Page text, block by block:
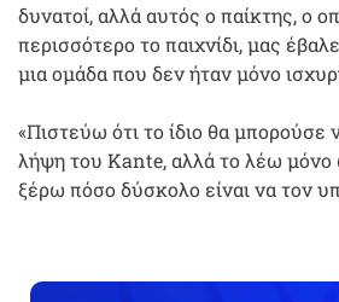
δυνατοί, αλλά αυτός ο παίκτης, ο
περισσότερο το παιχνίδι, μας
μια ομάδα που δεν ήταν μόνο
«Πιστεύω ότι το ίδιο θα μπορούσε
λήψη του Kante, αλλά το λέω μόνο
ξέρω πόσο δύσκολο είναι να τον